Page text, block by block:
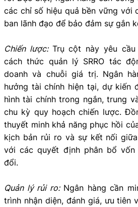
các chỉ số hiệu quả bền vững với
ban lãnh đạo để bảo đảm sự gắn
Chiến lược: Trụ cột này yêu
cách thức quản lý SRRO tác
doanh và chuỗi giá trị. Ngân
hưởng tài chính hiện tại, dự kiến
hình tài chính trong ngắn, trung
chu kỳ quy hoạch chiến lược.
thuyết minh khả năng phục hồi
kịch bản rủi ro và sự kết nối
với các quyết định phân bổ
đổi.
Quản lý rủi ro: Ngân hàng cần
trình nhận diện, đánh giá, ưu tiên